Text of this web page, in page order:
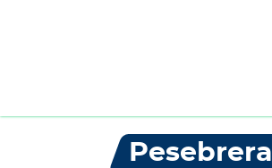
Pesebrera